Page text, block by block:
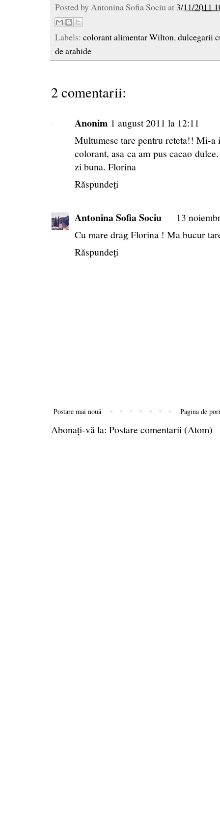
Posted by Antonina Sofia Sociu at 3/11/2011
Labels: colorant alimentar Wilton,dulcegarii
de arahide
2 comentarii:
Anonim 1 august 2011 la 12:11
Multumesc tare pentru reteta!! Mi-a
colorant, asa ca am pus cacao
zi buna. Florina
Răspundeți
Antonina Sofia Sociu
13
Cu mare drag Florina ! Ma bucur
Răspundeți
Postare mai nouă Pagina de
Abonați-vă la: Postare comentarii (Atom)